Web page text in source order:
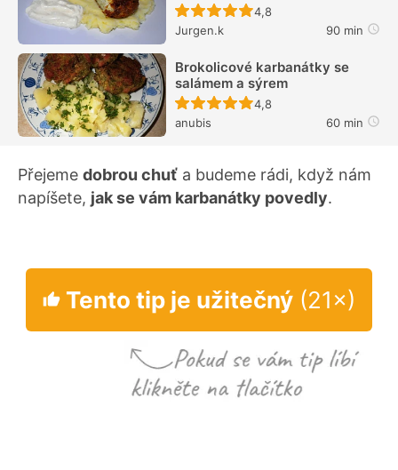
Recept ještě nebyl
4,8
Jurgen.k
90 min
Brokolicové karbanátky se
salámem a sýrem
Recept ještě nebyl
4,8
anubis
60 min
Přejeme dobrou chuť a budeme rádi, když nám
napíšete, jak se vám karbanátky povedly.
Tento tip je užitečný (21×)